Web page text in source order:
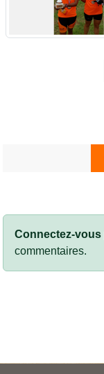
Connectez-vous
commentaires.